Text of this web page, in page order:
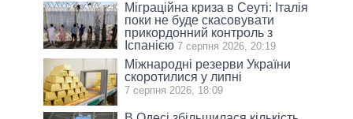
Міграційна криза в Сеуті: Італія
поки не буде скасовувати
прикордонний контроль з
Іспанією 7 серпня 2026, 20:19
Міжнародні резерви України
скоротилися у липні
7 серпня 2026, 18:09